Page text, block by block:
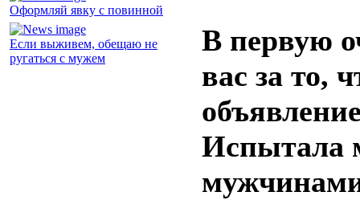
Оформляй явку с повинной
Если выживем, обещаю не
ругаться с мужем
В первую
вас за то,
Испытала